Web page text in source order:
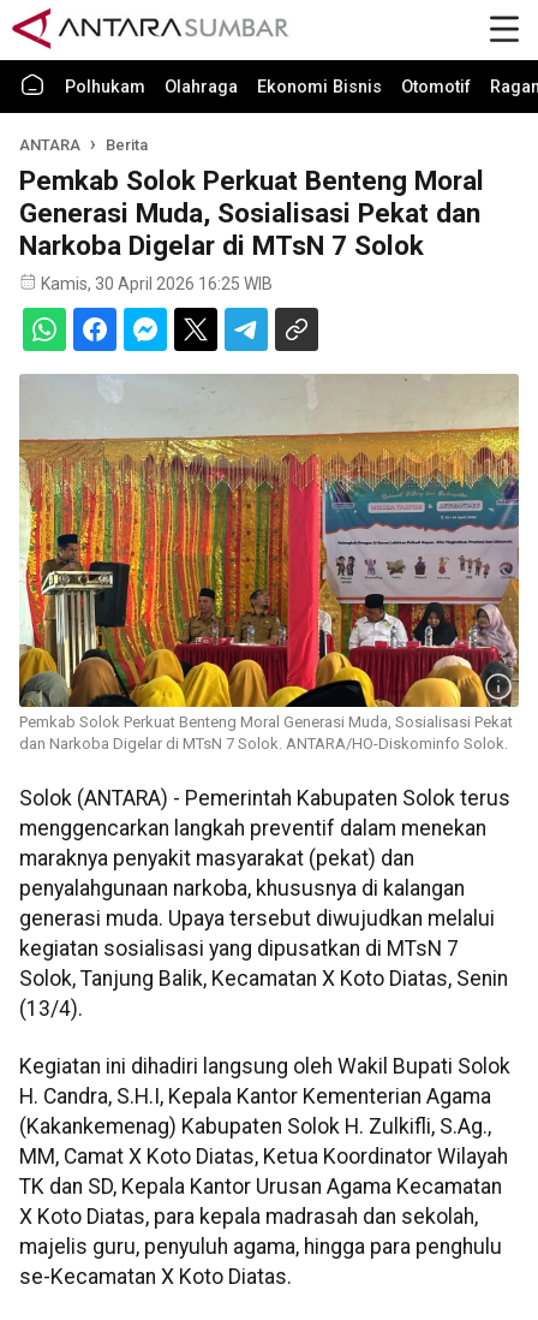
Polhukam Olahraga Ekonomi Bisnis Otomotif
ANTARA Berita
Pemkab Solok Perkuat Benteng Moral
Generasi Muda, Sosialisasi Pekat dan
Narkoba Digelar di MTsN 7 Solok
Kamis, 30 April 2026 16:25 WIB
Pemkab Solok Perkuat Benteng Moral Generasi Muda, Sosialisasi Pekat
dan Narkoba Digelar di MTsN 7 Solok. ANTARA/HO-Diskominfo Solok.
Solok (ANTARA) - Pemerintah Kabupaten Solok terus
menggencarkan langkah preventif dalam menekan
maraknya penyakit masyarakat (pekat) dan
penyalahgunaan narkoba, khususnya di kalangan
generasi muda. Upaya tersebut diwujudkan melalui
kegiatan sosialisasi yang dipusatkan di MTsN 7
Solok, Tanjung Balik, Kecamatan X Koto Diatas, Senin
(13/4).
Kegiatan ini dihadiri langsung oleh Wakil Bupati Solok
H. Candra, S.H.I, Kepala Kantor Kementerian Agama
(Kakankemenag) Kabupaten Solok H. Zulkifli, S.Ag.,
MM, Camat X Koto Diatas, Ketua Koordinator Wilayah
TK dan SD, Kepala Kantor Urusan Agama Kecamatan
X Koto Diatas, para kepala madrasah dan sekolah,
majelis guru, penyuluh agama, hingga para penghulu
se-Kecamatan X Koto Diatas.